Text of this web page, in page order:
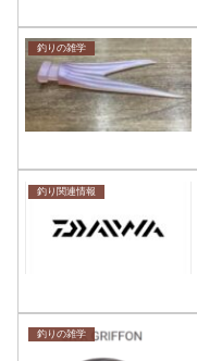
釣りの雑学
釣り関連情報
釣りの雑学